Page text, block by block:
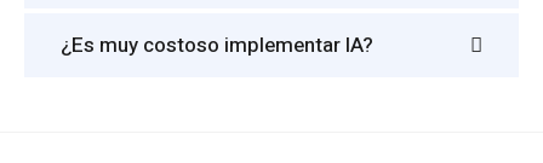
¿Es muy costoso implementar IA?